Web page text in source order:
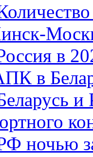
в
в
и
ночью